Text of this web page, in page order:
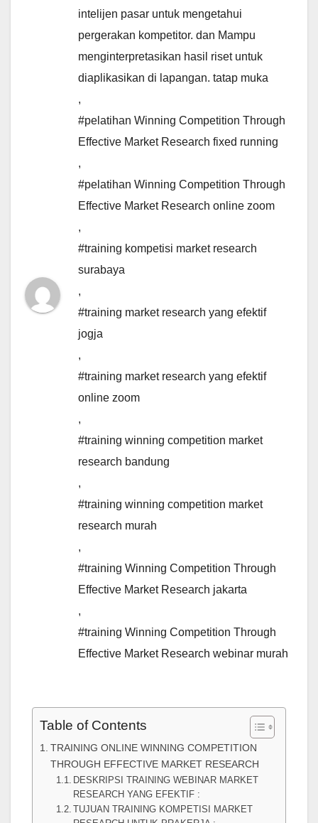
intelijen pasar untuk mengetahui
pergerakan kompetitor. dan Mampu
menginterpretasikan hasil riset untuk
diaplikasikan di lapangan. tatap muka
,
#pelatihan Winning Competition Through
Effective Market Research fixed running
,
#pelatihan Winning Competition Through
Effective Market Research online zoom
,
#training kompetisi market research
surabaya
,
#training market research yang efektif
jogja
,
#training market research yang efektif
online zoom
,
#training winning competition market
research bandung
,
#training winning competition market
research murah
,
#training Winning Competition Through
Effective Market Research jakarta
,
#training Winning Competition Through
Effective Market Research webinar murah
Table of Contents
TRAINING ONLINE WINNING COMPETITION
THROUGH EFFECTIVE MARKET RESEARCH
DESKRIPSI TRAINING WEBINAR MARKET
RESEARCH YANG EFEKTIF :
TUJUAN TRAINING KOMPETISI MARKET